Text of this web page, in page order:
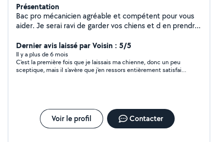
Présentation
Bac pro mécanicien agréable et compétent pour vous
aider. Je serai ravi de garder vos chiens et d en prendre
Dernier avis laissé par Voisin : 5/5
Il y a plus de 6 mois
C'est la première fois que je laissais ma chienne, donc un peu
sceptique, mais il s'avère que j'en ressors entièrement satisfait.
recommande ces personnes si vous avez besoin de partir, tout
en ayant confiance !Voir le profil Contacter